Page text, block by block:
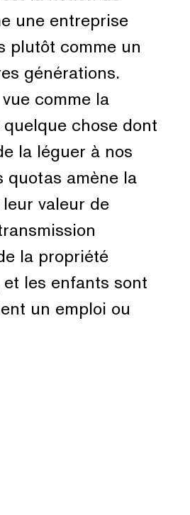
une entreprise
plutôt comme un
générations.
comme la
chose dont
la léguer à nos
quotas amène la
valeur de
la propriété
les enfants sont
un emploi ou